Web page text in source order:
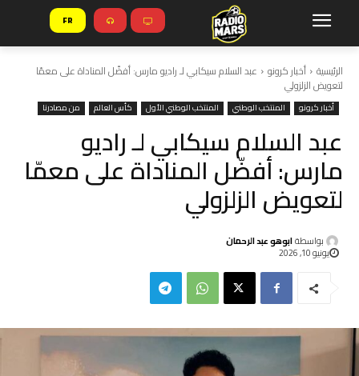
FR
الرئيسية أخبار كرونو عبد السلام سيكابي لـ راديو مارس: أفضّل المناداة على معمّا
لتعويض الزلزولي
أخبار كرونو المنتخب الوطني المنتخب الوطني الأول كأس العالم من مصادرنا
عبد السلام سيكابي لـ راديو
مارس: أفضّل المناداة على معمّا
لتعويض الزلزولي
بواسطةابوهو عبد الرحمان
يونيو 10, 2026